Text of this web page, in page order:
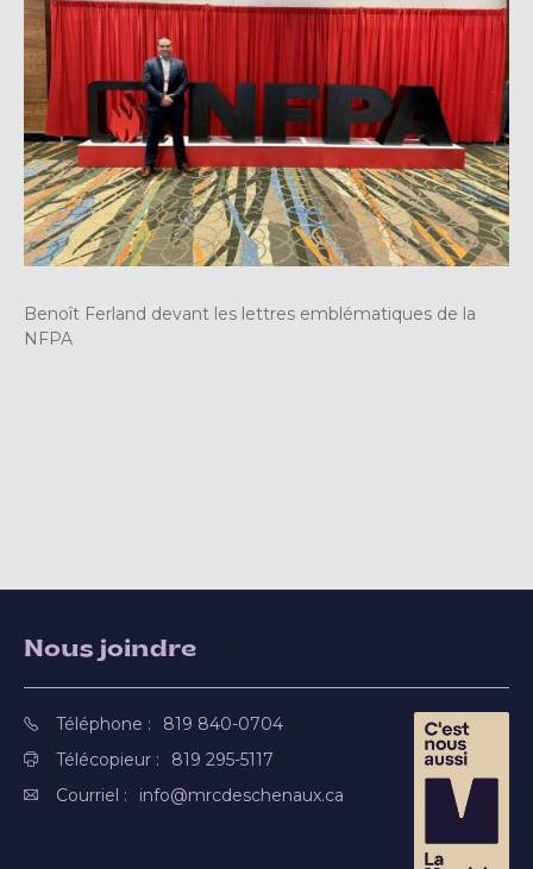
Benoît Ferland devant les lettres emblématiques de la
NFPA
Nous joindre
Téléphone :
819 840-0704
Télécopieur :
819 295-5117
Courriel :
info@mrcdeschenaux.ca